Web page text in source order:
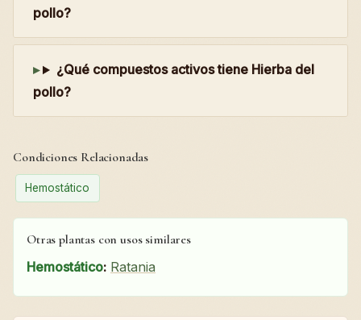
pollo?
¿Qué compuestos activos tiene Hierba del
pollo?
Condiciones Relacionadas
Hemostático
Otras plantas con usos similares
Hemostático: Ratania